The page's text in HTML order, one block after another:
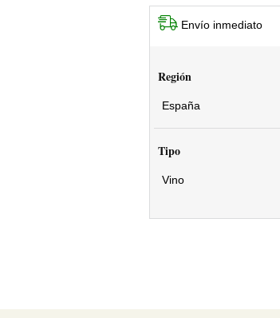
Envío inmediato
Región
España
Tipo
Vino